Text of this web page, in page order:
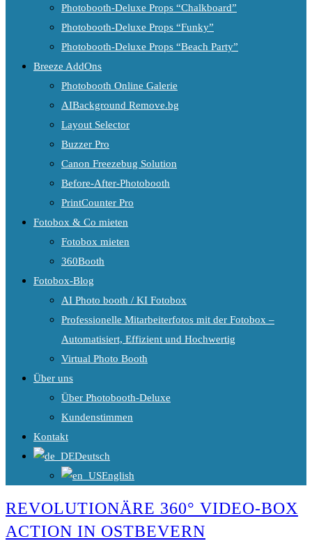
Photobooth-Deluxe Props “Chalkboard”
Photobooth-Deluxe Props “Funky”
Photobooth-Deluxe Props “Beach Party”
Breeze AddOns
Photobooth Online Galerie
AIBackground Remove.bg
Layout Selector
Buzzer Pro
Canon Freezebug Solution
Before-After-Photobooth
PrintCounter Pro
Fotobox & Co mieten
Fotobox mieten
360Booth
Fotobox-Blog
AI Photo booth / KI Fotobox
Professionelle Mitarbeiterfotos mit der Fotobox –
Automatisiert, Effizient und Hochwertig
Virtual Photo Booth
Über uns
Über Photobooth-Deluxe
Kundenstimmen
Kontakt
Deutsch
English
REVOLUTIONÄRE 360° VIDEO-BOX
ACTION IN OSTBEVERN